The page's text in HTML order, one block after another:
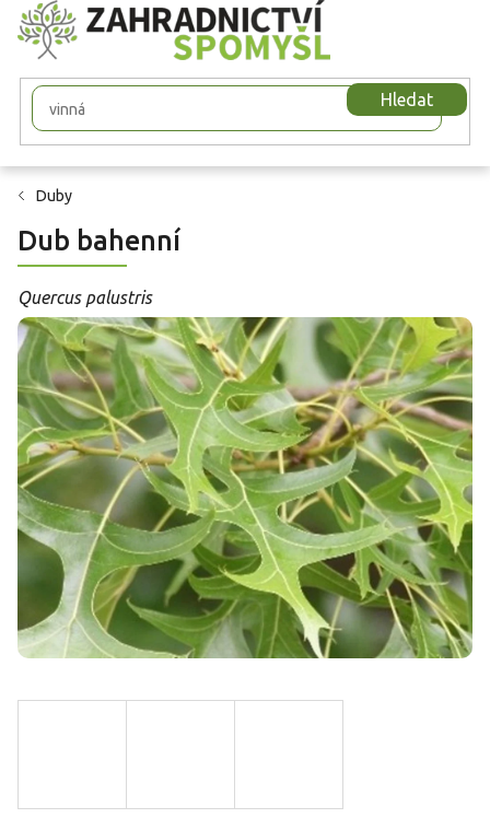
Přejít
na
obsah
Hledat
Duby
Dub bahenní
Quercus palustris